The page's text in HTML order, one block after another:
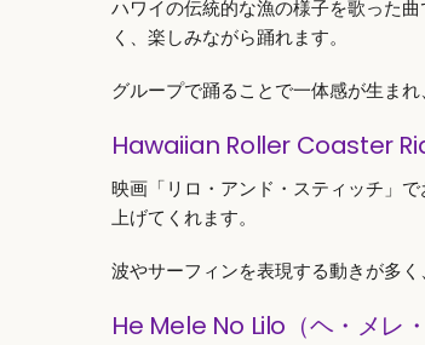
ハワイの伝統的な漁の様子を歌った
く、楽しみながら踊れます。
グループで踊ることで一体感が生ま
Hawaiian Roller Coaster
映画「リロ・アンド・スティッチ」
上げてくれます。
波やサーフィンを表現する動きが多
He Mele No Lilo（ヘ・メレ・